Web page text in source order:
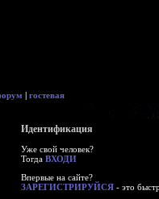
| гостевая
Идентификация
Уже свой человек?
Тогда ВХОДИ
Впервые на сайте?
ЗАРЕГИСТРИРУЙСЯ - это